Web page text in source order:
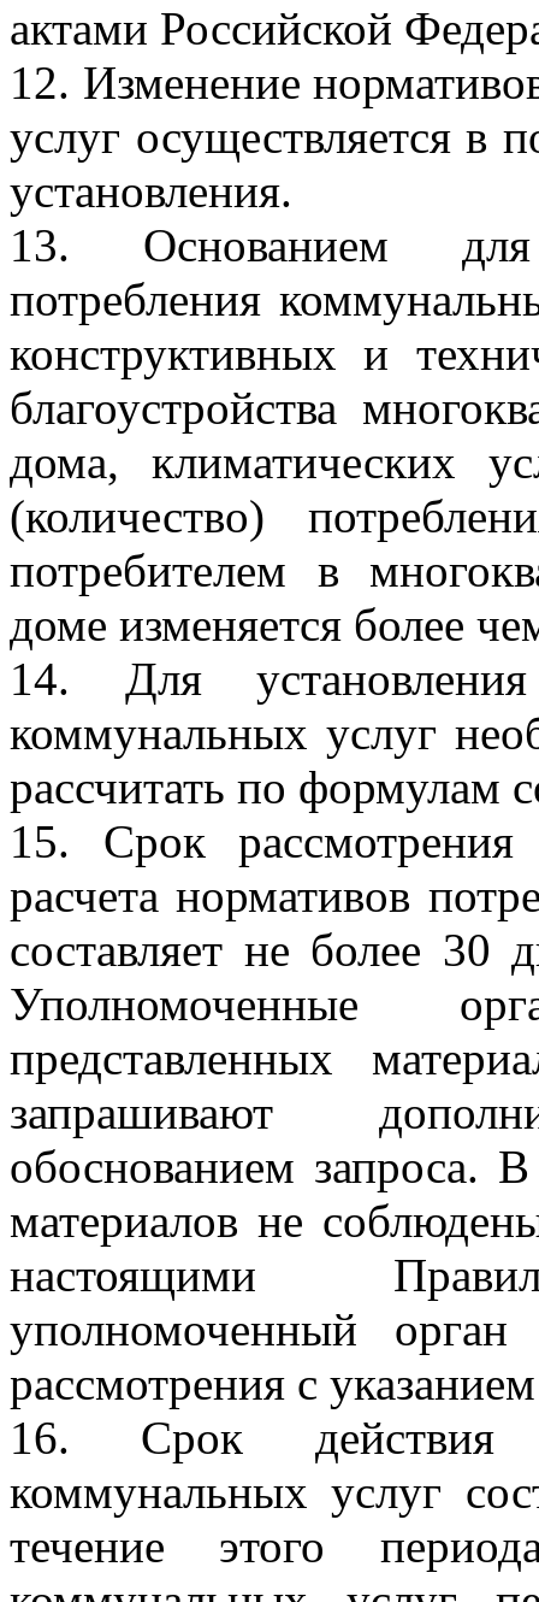
актами Российской
12. Изменение
услуг осуществляется в
установления.
13. Основанием для
потребления
конструктивных и
благоустройства
дома, климатических
(количество)
потребителем в
доме изменяется более
14. Для
коммунальных услуг
рассчитать по формулам
15. Срок рассмотрения
расчета нормативов
составляет не более 30
Уполномоченные
представленных
запрашивают
обоснованием запроса.
материалов не
настоящими
уполномоченный орган
рассмотрения с
16. Срок действия
коммунальных услуг
течение этого